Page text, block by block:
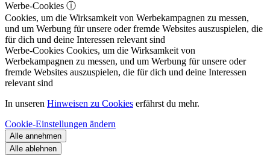
Werbe-Cookies ⓘ
Cookies, um die Wirksamkeit von Werbekampagnen zu messen,
und um Werbung für unsere oder fremde Websites auszuspielen, die
für dich und deine Interessen relevant sind
Werbe-Cookies Cookies, um die Wirksamkeit von
Werbekampagnen zu messen, und um Werbung für unsere oder
fremde Websites auszuspielen, die für dich und deine Interessen
relevant sind
In unseren Hinweisen zu Cookies erfährst du mehr.
Cookie-Einstellungen ändern
Alle annehmen
Alle ablehnen